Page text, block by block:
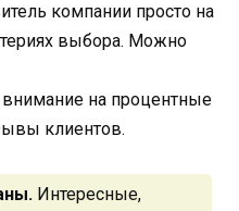
компании просто на
выбора. Можно
внимание на процентные
клиентов.
Интересные,